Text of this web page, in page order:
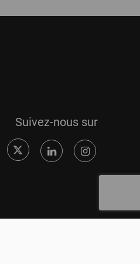
Suivez-nous sur